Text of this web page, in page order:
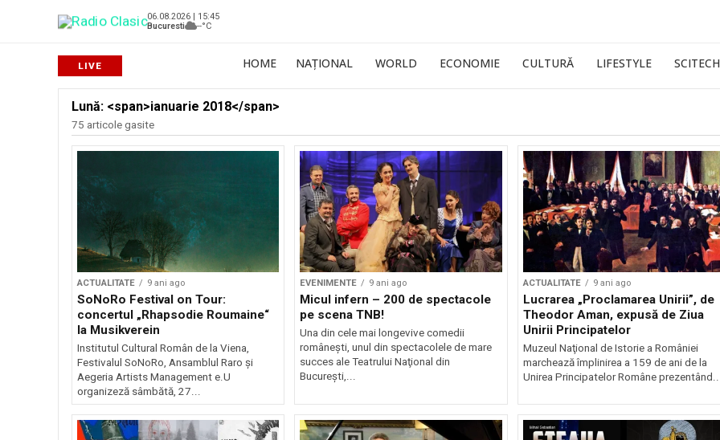
06.08.2026 | 15:45
Bucuresti
--°C
HOME NAȚIONAL WORLD ECONOMIE CULTURĂ LIFESTYLE SCITECH
Lună: <span>ianuarie 2018</span>
75 articole gasite
ACTUALITATE 9 ani ago
SoNoRo Festival on Tour:
concertul „Rhapsodie Roumaine“
la Musikverein
Institutul Cultural Român de la Viena,
Festivalul SoNoRo, Ansamblul Raro şi
Aegeria Artists Management e.U
organizeză sâmbătă, 27...
EVENIMENTE 9 ani ago
Micul infern – 200 de spectacole
pe scena TNB!
Una din cele mai longevive comedii
româneşti, unul din spectacolele de mare
succes ale Teatrului Naţional din
Bucureşti,...
ACTUALITATE 9 ani ago
Lucrarea „Proclamarea Unirii”, de
Theodor Aman, expusă de Ziua
Unirii Principatelor
Muzeul Naţional de Istorie a României
marchează împlinirea a 159 de ani de la
Unirea Principatelor Române